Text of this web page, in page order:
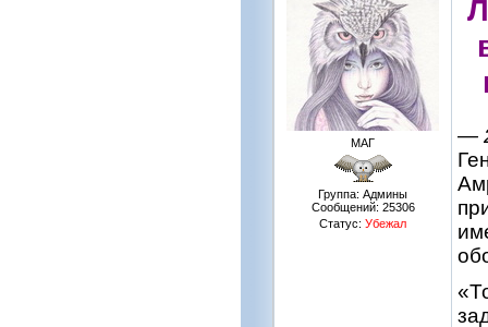
МАГ
Группа: Админы
Сообщений: 25306
Статус: Убежал
—